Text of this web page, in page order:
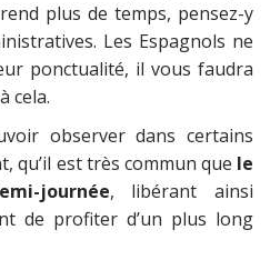
plus de temps, pensez-y
Les Espagnols ne
ponctualité, il vous faudra
cela.
observer dans certains
qu’il est très commun que le
journée, libérant ainsi
de profiter d’un plus long